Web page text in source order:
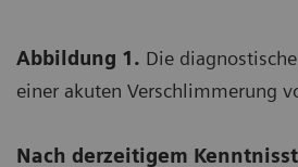
Abbildung 1. Die
einer akuten Verschlimmerung
Nach derzeitigem